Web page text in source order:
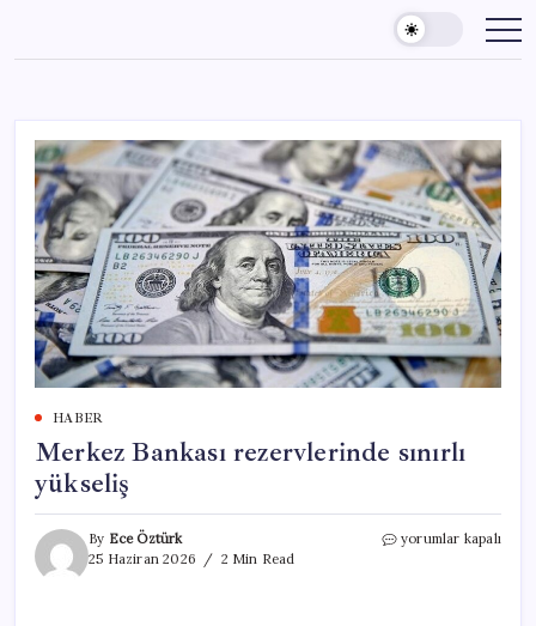
content
HABER
Merkez Bankası rezervlerinde sınırlı
yükseliş
By Ece Öztürk
25 Haziran 2026
2 Min Read
Merkez
yorumlar kapalı